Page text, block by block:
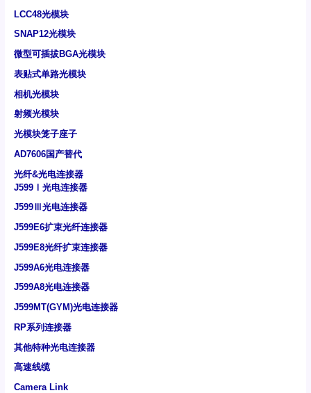
LCC48光模块
SNAP12光模块
微型可插拔BGA光模块
表贴式单路光模块
相机光模块
射频光模块
光模块笼子座子
AD7606国产替代
光纤&光电连接器
J599Ⅰ光电连接器
J599Ⅲ光电连接器
J599E6扩束光纤连接器
J599E8光纤扩束连接器
J599A6光电连接器
J599A8光电连接器
J599MT(GYM)光电连接器
RP系列连接器
其他特种光电连接器
高速线缆
Camera Link